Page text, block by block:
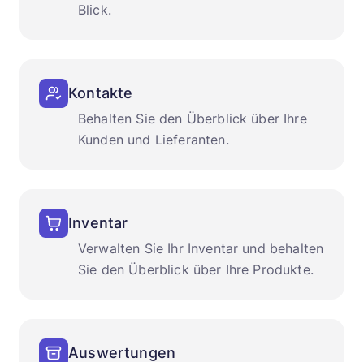
Blick.
Kontakte
Behalten Sie den Überblick über Ihre
Kunden und Lieferanten.
Inventar
Verwalten Sie Ihr Inventar und behalten
Sie den Überblick über Ihre Produkte.
Auswertungen